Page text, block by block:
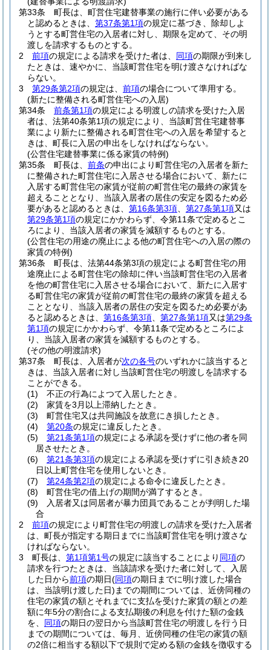
第33条
町長は、町営住宅建替事業の施行に伴い必要がある
と認めるときは、 第37条第1項の規定に基づき、除却しよ
うとする町営住宅の入居者に対し、期限を定めて、その明
渡しを請求するものとする。
2
前項の規定による請求を受けた者は、 同項の期限が到来し
たときは、速やかに、当該町営住宅を明け渡さなければな
らない。
3
第29条第2項の規定は、 前項の場合について準用する。
(新たに整備される町営住宅への入居)
第34条
前条第1項の規定による明渡しの請求を受けた入居
者は、法第40条第1項の規定により、当該町営住宅建替事
業により新たに整備される町営住宅への入居を希望すると
きは、町長に入居の申出をしなければならない。
(公営住宅建替事業に係る家賃の特例)
第35条
町長は、 前条の申出により町営住宅の入居者を新た
に整備された町営住宅に入居させる場合において、新たに
入居する町営住宅の家賃が従前の町営住宅の最終の家賃を
超えることとなり、当該入居者の居住の安定を図るため必
要があると認めるときは、 第16条第3項 第27条第1項又は
第29条第1項の規定にかかわらず、令第11条で定めるとこ
ろにより、当該入居者の家賃を減額するものとする。
(公営住宅の用途の廃止による他の町営住宅への入居の際の
家賃の特例)
第36条
町長は、法第44条第3項の規定による町営住宅の用
途廃止による町営住宅の除却に伴い当該町営住宅の入居者
を他の町営住宅に入居させる場合において、新たに入居す
る町営住宅の家賃が従前の町営住宅の最終の家賃を超える
こととなり、当該入居者の居住の安定を図るため必要があ
ると認めるときは、 第16条第3項 第27条第1項又は第29条
第1項の規定にかかわらず、令第11条で定めるところによ
り、当該入居者の家賃を減額するものとする。
(その他の明渡請求)
第37条
町長は、入居者が次の各号のいずれかに該当すると
きは、当該入居者に対し当該町営住宅の明渡しを請求する
ことができる。
(1)
不正の行為によつて入居したとき。
(2)
家賃を3月以上滞納したとき。
(3)
町営住宅又は共同施設を故意にき損したとき。
(4)
第20条の規定に違反したとき。
(5)
第21条第1項の規定による承認を受けずに他の者を同
居させたとき。
(6)
第21条第3項の規定による承認を受けずに引き続き20
日以上町営住宅を使用しないとき。
(7)
第24条第2項の規定による命令に違反したとき。
(8)
町営住宅の借上げの期間が満了するとき。
(9)
入居者又は同居者が暴力団員であることが判明した場
合
2
前項の規定により町営住宅の明渡しの請求を受けた入居者
は、町長が指定する期日までに当該町営住宅を明け渡さな
ければならない。
3
町長は、 第1項第1号の規定に該当することにより 同項の
請求を行つたときは、当該請求を受けた者に対して、入居
した日から前項の期日(同項の期日までに明け渡した場合
は、当該明け渡した日) までの期間については、近傍同種の
住宅の家賃の額とそれまでに支払を受けた家賃の額との差
額に年5分の割合による支払期後の利息を付けた額の金銭
を、 同項の期日の翌日から当該町営住宅の明渡しを行う日
までの期間については、毎月、近傍同種の住宅の家賃の額
の2倍に相当する額以下で規則で定める額の金銭を徴収する